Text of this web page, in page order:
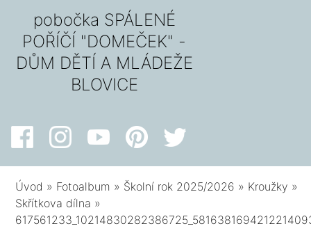
pobočka SPÁLENÉ
POŘÍČÍ "DOMEČEK" -
DŮM DĚTÍ A MLÁDEŽE
BLOVICE
Úvod » Fotoalbum » Školní rok 2025/2026 » Kroužky »
Skřítkova dílna »